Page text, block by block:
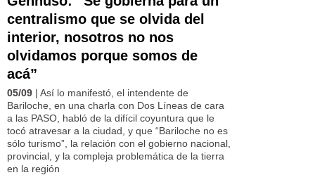
centralismo que se olvida del
interior, nosotros no nos
olvidamos porque somos de
acá”
05/09 | Así lo manifestó, el intendente de
Bariloche, en una charla con Dos Líneas de cara
a las PASO, habló de la difícil coyuntura que le
tocó atravesar a la ciudad, y que “Bariloche no es
sólo turismo”, la relación con el gobierno nacional,
provincial, y la compleja problemática de la tierra
en la región